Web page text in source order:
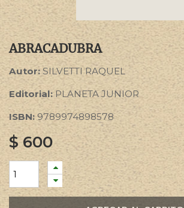
ABRACADUBRA
Autor:SILVETTI RAQUEL
Editorial: PLANETA JUNIOR
ISBN: 9789974898578
$600